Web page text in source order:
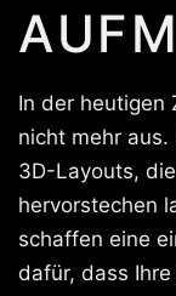
In der heutigen
nicht mehr
3D-Layouts,
hervorstechen
schaffen eine
dafür, dass